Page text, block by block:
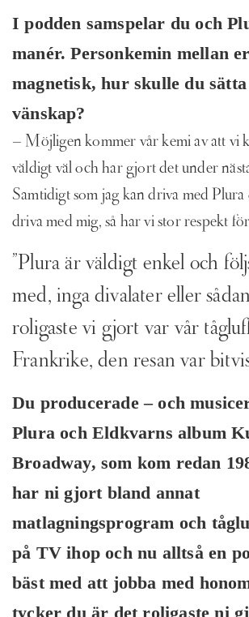
I podden samspelar du och
manér. Personkemin mellan
magnetisk, hur skulle du
vänskap?
– Möjligen kommer vår kemi av att vi
väldigt väl och har gjort det under
Samtidigt som jag kan driva med
driva med mig, så har vi stor respekt
”Plura är väldigt enkel och
med, inga divalater eller
roligaste vi gjort var vår
Frankrike, den resan var
Du producerade – och
Plura och Eldkvarns album
Broadway, som kom redan
har ni gjort bland annat
matlagningsprogram och
på TV ihop och nu alltså en
bäst med att jobba med
tycker du är det roligaste ni